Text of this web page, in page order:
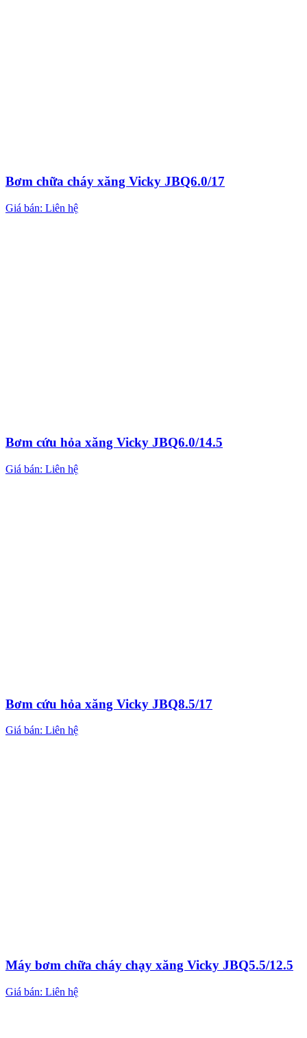
Bơm chữa cháy xăng Vicky JBQ6.0/17
Giá bán: Liên hệ
Bơm cứu hỏa xăng Vicky JBQ6.0/14.5
Giá bán: Liên hệ
Bơm cứu hỏa xăng Vicky JBQ8.5/17
Giá bán: Liên hệ
Máy bơm chữa cháy chạy xăng Vicky JBQ5.5/12.5
Giá bán: Liên hệ